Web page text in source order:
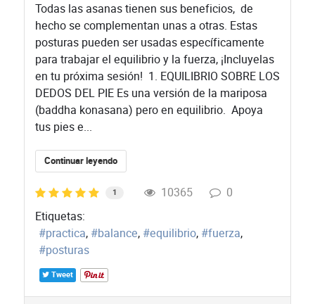
​Todas las asanas tienen sus beneficios, de
hecho se complementan unas a otras. Estas
posturas pueden ser usadas específicamente
para trabajar el equilibrio y la fuerza, ¡Incluyelas
en tu próxima sesión! 1. EQUILIBRIO SOBRE LOS
DEDOS DEL PIE Es una versión de la mariposa
(baddha konasana) pero en equilibrio. Apoya
tus pies e...
Continuar leyendo
1 10365
0
Etiquetas:
practica
balance equilibrio
fuerza
posturas
Tweet